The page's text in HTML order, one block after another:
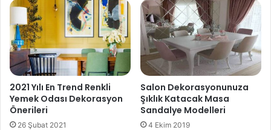
2021 Yılı En Trend Renkli
Yemek Odası Dekorasyon
Önerileri
26 Şubat 2021
Salon Dekorasyonunuza
Şıklık Katacak Masa
Sandalye Modelleri
4 Ekim 2019